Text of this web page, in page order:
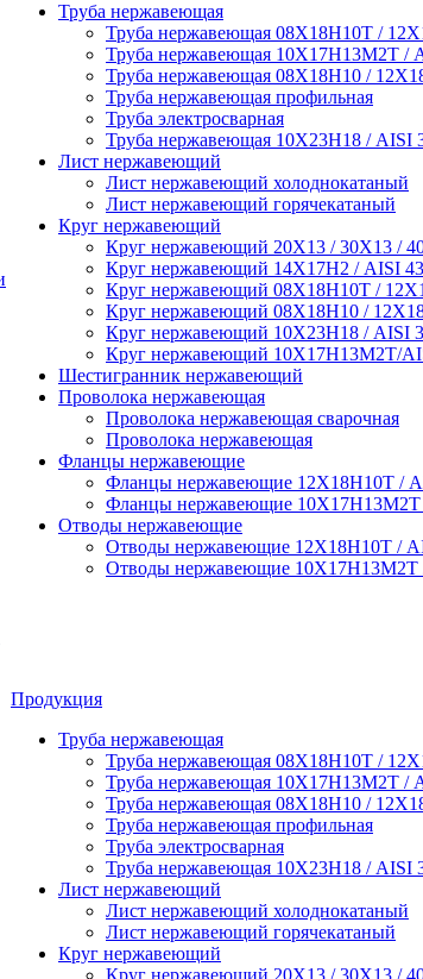
Труба нержавеющая
Труба нержавеющая 08Х18Н10Т /
Труба нержавеющая 10Х17Н13М2Т /
Труба нержавеющая 08Х18Н10 /
Труба нержавеющая профильная
Труба электросварная
Труба нержавеющая 10Х23Н18 / AISI
Лист нержавеющий
Лист нержавеющий холоднокатаный
Лист нержавеющий горячекатаный
Круг нержавеющий
Круг нержавеющий 20Х13 / 30Х13 /
Круг нержавеющий 14Х17Н2 / AISI
Круг нержавеющий 08Х18Н10Т /
Круг нержавеющий 08Х18Н10 /
Круг нержавеющий 10Х23Н18 / AISI
Круг нержавеющий 10Х17Н13М2Т/
Шестигранник нержавеющий
Проволока нержавеющая
Проволока нержавеющая сварочная
Проволока нержавеющая
Фланцы нержавеющие
Фланцы нержавеющие 12Х18Н10Т /
Фланцы нержавеющие 10Х17Н13М2Т
Отводы нержавеющие
Отводы нержавеющие 12Х18Н10Т /
Отводы нержавеющие 10Х17Н13М2Т
Продукция
Труба нержавеющая
Труба нержавеющая 08Х18Н10Т /
Труба нержавеющая 10Х17Н13М2Т /
Труба нержавеющая 08Х18Н10 /
Труба нержавеющая профильная
Труба электросварная
Труба нержавеющая 10Х23Н18 / AISI
Лист нержавеющий
Лист нержавеющий холоднокатаный
Лист нержавеющий горячекатаный
Круг нержавеющий
Круг нержавеющий 20Х13 / 30Х13 /